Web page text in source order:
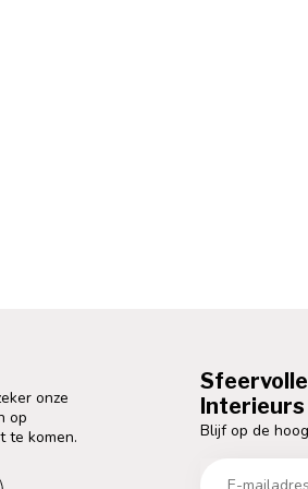
onze
op
te komen.
Interieurs
Blijf op de